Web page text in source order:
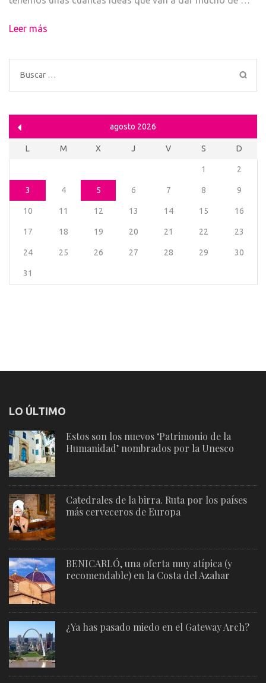
Leer más
Buscar:
agosto 2026
L M X J V S D
1 2
3 4 5 6 7 8 9
10 11 12 13 14 15 16
17 18 19 20 21 22 23
24 25 26 27 28 29 30
31
LO ÚLTIMO
Estos son los nuevos ‘Patrimonio de la
Humanidad’ nombrados por la Unesco
Catedrales de la birra. Ruta por los países
más cerveceros de Europa
BENICARLÓ, una oferta muy atípica (y
recomendable) en la Costa del Azahar
¿Ya has pasado miedo en el Gateway Arch?